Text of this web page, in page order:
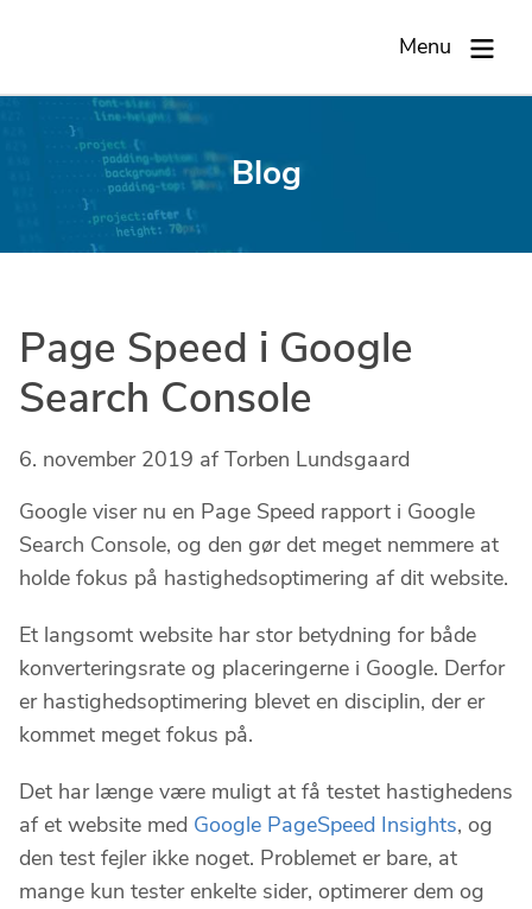
Menu
Blog
Page Speed i Google
Search Console
6. november 2019 afTorben Lundsgaard
Google viser nu en Page Speed rapport i Google
Search Console, og den gør det meget nemmere at
holde fokus på hastighedsoptimering af dit website.
Et langsomt website har stor betydning for både
konverteringsrate og placeringerne i Google. Derfor
er hastighedsoptimering blevet en disciplin, der er
kommet meget fokus på.
Det har længe være muligt at få testet hastighedens
af et website med Google PageSpeed Insights, og
den test fejler ikke noget. Problemet er bare, at
mange kun tester enkelte sider, optimerer dem og